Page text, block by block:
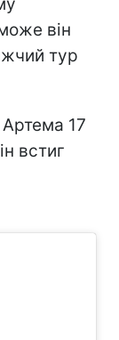
він
тур
17
встиг